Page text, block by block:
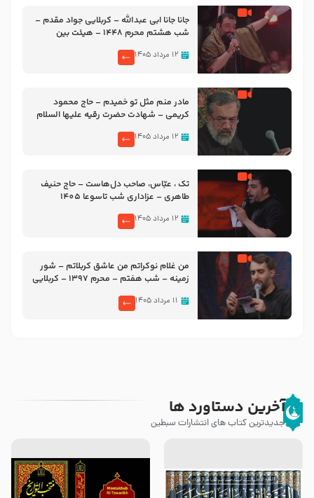
جانا جانا ابی عبدالله – کربلایی جواد مقدم –
شب هشتم محرم 1448 – هیئت بین
۱۲ مرداد ۱۴۰۵
مادر منم مثل تو خمیدم – حاج محمود
کریمی – شهادت حضرت رقیه علیها السلام
۱۲ مرداد ۱۴۰۵
تک ، عبّاس، صاحب دل‌هاست – حاج حنیف
طاهری – عزاداری شب تاسوعا 1405
۱۲ مرداد ۱۴۰۵
من غلام نوکراتم من عاشق کربلاتم – شور
زمینه – شب هفتم – محرم 1397 – کربلایی
۱۱ مرداد ۱۴۰۵
آخرین دستاورد ها
جدیدترین کتاب های انتشارات سبطین